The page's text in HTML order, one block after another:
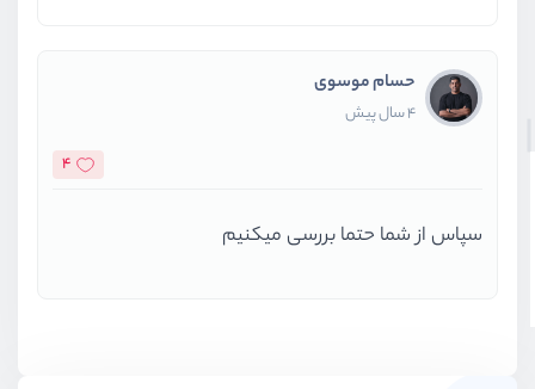
حسام موسوی
4 سال پیش
4
سپاس از شما حتما بررسی میکنیم